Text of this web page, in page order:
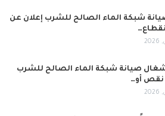
شبكة الماء الصالح للشرب إعلان عن
صيانة شبكة الماء الصالح للشرب
نقص أو…